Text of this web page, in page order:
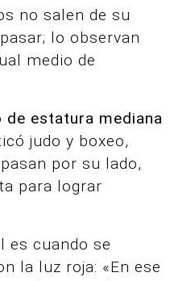
no salen de su
lo observan
medio de
de estatura mediana
judo y boxeo,
por su lado,
para lograr
es cuando se
la luz roja: «En ese